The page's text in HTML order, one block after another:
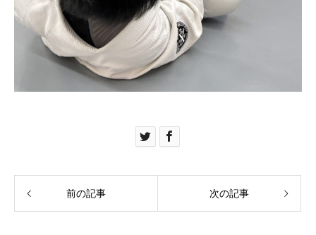
前の記事 次の記事